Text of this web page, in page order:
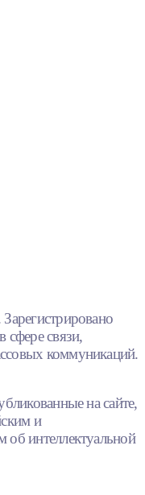
сфере связи,
коммуникаций.
на сайте,
и
об интеллектуальной